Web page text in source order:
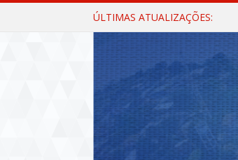
ÚLTIMAS ATUALIZAÇÕES: